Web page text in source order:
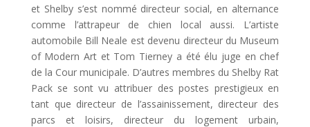
et Shelby s’est nommé directeur social, en alternance
comme l’attrapeur de chien local aussi. L’artiste
automobile Bill Neale est devenu directeur du Museum
of Modern Art et Tom Tierney a été élu juge en chef
de la Cour municipale. D’autres membres du Shelby Rat
Pack se sont vu attribuer des postes prestigieux en
tant que directeur de l’assainissement, directeur des
parcs et loisirs, directeur du logement urbain,